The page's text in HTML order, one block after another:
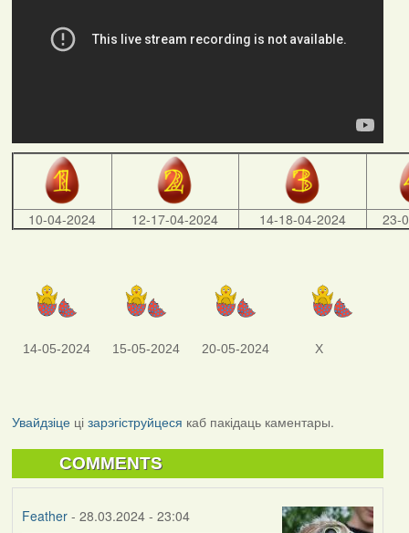
10-04-2024 12-17-04-2024 14-18-04-2024 23-
14-05-2024 15-05-2024 20-05-2024 X
Увайдзіцеці зарэгіструйцеся каб пакідаць каментары.
COMMENTS
Feather- 28.03.2024 - 23:04